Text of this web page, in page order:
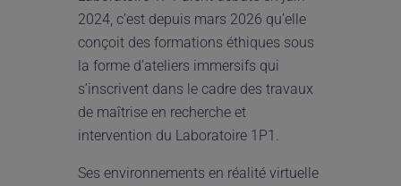
2024, c’est depuis mars 2026 qu’elle
conçoit des formations éthiques sous
la forme d’ateliers immersifs qui
s’inscrivent dans le cadre des travaux
de maîtrise en recherche et
intervention du Laboratoire 1P1.
Ses environnements en réalité virtuelle